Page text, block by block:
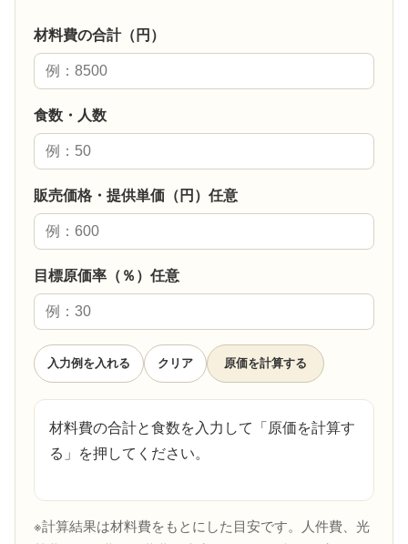
材料費の合計（円）
食数・人数
販売価格・提供単価（円）任意
目標原価率（％）任意
入力例を入れる クリア 原価を計算する
材料費の合計と食数を入力して「原価を計算す
る」を押してください。
※計算結果は材料費をもとにした目安です。人件費、光